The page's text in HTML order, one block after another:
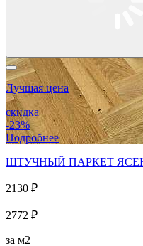
Лучшая цена
скидка
-23%
Подробнее
ШТУЧНЫЙ ПАРКЕТ
2130 ₽
2772 ₽
за м2